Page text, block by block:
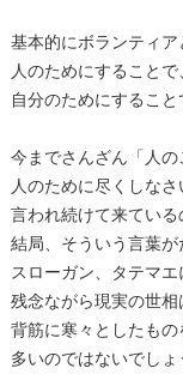
基本的にボランティ
人のためにすることで、
自分のためにすること
今までさんざん「人の
人のために尽くしな
言われ続けて来ている
結局、そういう言葉
スローガン、タテマ
残念ながら現実の世相
背筋に寒々としたも
多いのではないでしょ